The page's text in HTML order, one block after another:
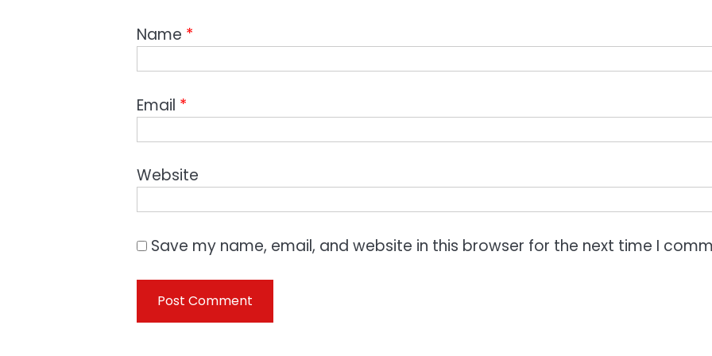
Name *
Email *
Website
Save my name, email, and website in this browser for the next time I